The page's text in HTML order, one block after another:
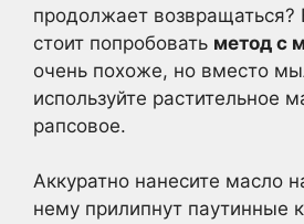
продолжает
стоит попробовать метод с
очень похоже, но вместо
используйте растительное
рапсовое.
Аккуратно нанесите масло
нему прилипнут паутинные